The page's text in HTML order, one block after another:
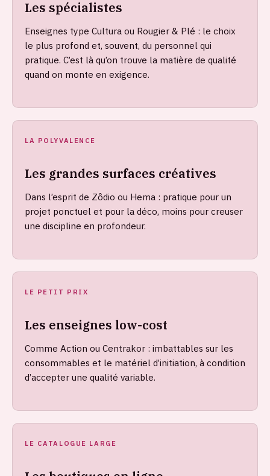
Les spécialistes
Enseignes type Cultura ou Rougier & Plé : le choix
le plus profond et, souvent, du personnel qui
pratique. C’est là qu’on trouve la matière de qualité
quand on monte en exigence.
LA POLYVALENCE
Les grandes surfaces créatives
Dans l’esprit de Zôdio ou Hema : pratique pour un
projet ponctuel et pour la déco, moins pour creuser
une discipline en profondeur.
LE PETIT PRIX
Les enseignes low-cost
Comme Action ou Centrakor : imbattables sur les
consommables et le matériel d’initiation, à condition
d’accepter une qualité variable.
LE CATALOGUE LARGE